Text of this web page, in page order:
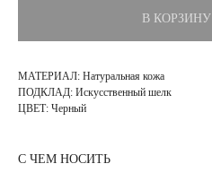
В КОРЗИНУ
МАТЕРИАЛ: Натуральная кожа
ПОДКЛАД: Искусственный шелк
ЦВЕТ: Черный
С ЧЕМ НОСИТЬ